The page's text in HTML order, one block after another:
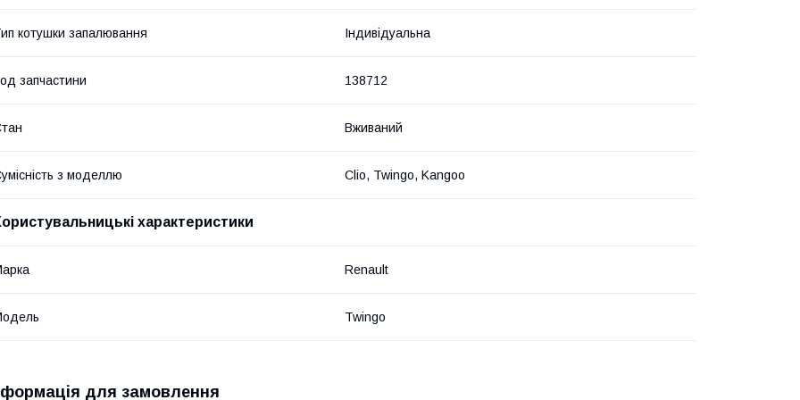
котушки запалювання Індивідуальна
запчастини 138712
Вживаний
з моделлю Clio, Twingo, Kangoo
характеристики
Renault
Twingo
для замовлення